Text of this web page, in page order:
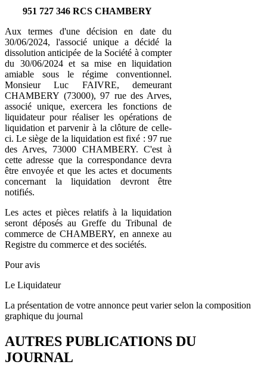
951 727 346 RCS CHAMBERY
Aux termes d'une décision en date du
30/06/2024, l'associé unique a décidé la
dissolution anticipée de la Société à compter
du 30/06/2024 et sa mise en liquidation
amiable sous le régime conventionnel.
Monsieur Luc FAIVRE, demeurant
CHAMBERY (73000), 97 rue des Arves,
associé unique, exercera les fonctions de
liquidateur pour réaliser les opérations de
liquidation et parvenir à la clôture de celle-
ci. Le siège de la liquidation est fixé : 97 rue
des Arves, 73000 CHAMBERY. C'est à
cette adresse que la correspondance devra
être envoyée et que les actes et documents
concernant la liquidation devront être
notifiés.
Les actes et pièces relatifs à la liquidation
seront déposés au Greffe du Tribunal de
commerce de CHAMBERY, en annexe au
Registre du commerce et des sociétés.
Pour avis
Le Liquidateur
La présentation de votre annonce peut varier selon la composition
graphique du journal
AUTRES PUBLICATIONS DU
JOURNAL